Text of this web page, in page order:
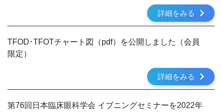
詳細をみる
TFOD･TFOTチャート図（pdf）を公開しました（会員
限定）
詳細をみる
第76回日本臨床眼科学会 イブニングセミナーを2022年